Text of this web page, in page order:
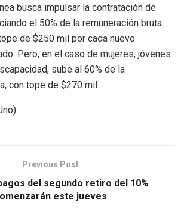
busca impulsar la contratación de
el 50% de la remuneración bruta
de $250 mil por cada nuevo
Pero, en el caso de mujeres, jóvenes
sube al 60% de la
con tope de $270 mil.
Previous Post
del segundo retiro del 10%
este jueves